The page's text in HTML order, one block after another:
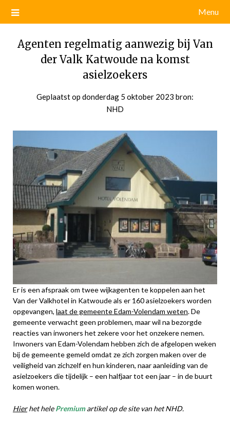
Menu
Agenten regelmatig aanwezig bij Van
der Valk Katwoude na komst
asielzoekers
Geplaatst op donderdag 5 oktober 2023 door
bron:
NHD
Er is een afspraak om twee wijkagenten te koppelen aan het
Van der Valkhotel in Katwoude als er 160 asielzoekers worden
opgevangen, laat de gemeente Edam-Volendam weten. De
gemeente verwacht geen problemen, maar wil na bezorgde
reacties van inwoners het zekere voor het onzekere nemen.
Inwoners van Edam-Volendam hebben zich de afgelopen weken
bij de gemeente gemeld omdat ze zich zorgen maken over de
veiligheid van zichzelf en hun kinderen, naar aanleiding van de
asielzoekers die tijdelijk – een halfjaar tot een jaar – in de buurt
komen wonen.
Hierhet helePremiumartikel op de site van het NHD.